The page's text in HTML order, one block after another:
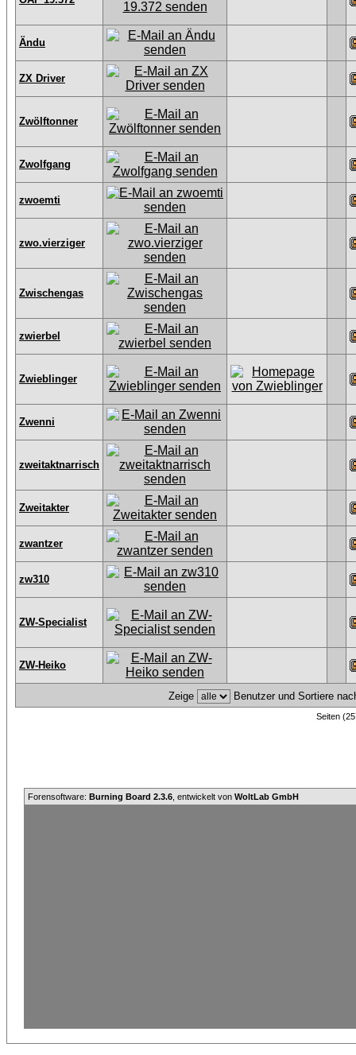
Ändu
ZX Driver
Zwölftonner
Zwolfgang
zwoemti
zwo.vierziger
Zwischengas
zwierbel
Zwieblinger
Zwenni
zweitaktnarrisch
Zweitakter
zwantzer
zw310
ZW-Specialist
ZW-Heiko
Zeige Benutzer und Sortiere
Seiten
Forensoftware: Burning Board 2.3.6 , entwickelt von WoltLab GmbH